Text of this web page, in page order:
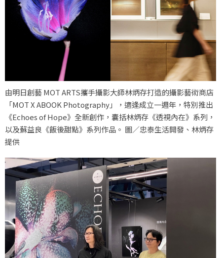
由明日創藝 MOT ARTS攜手攝影大師林炳存打造的攝影藝術商店
「MOT X ABOOK Photography」，適逢成立一週年，特別推出
《Echoes of Hope》全新創作，囊括林炳存《透視內在》系列，
以及蘇益良《飯後甜點》系列作品。 圖／忠泰生活開發、林炳存
提供